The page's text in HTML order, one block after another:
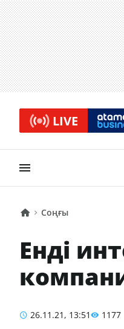
LIVE
Соңғы
Енді
26.11.21, 13:51 1177